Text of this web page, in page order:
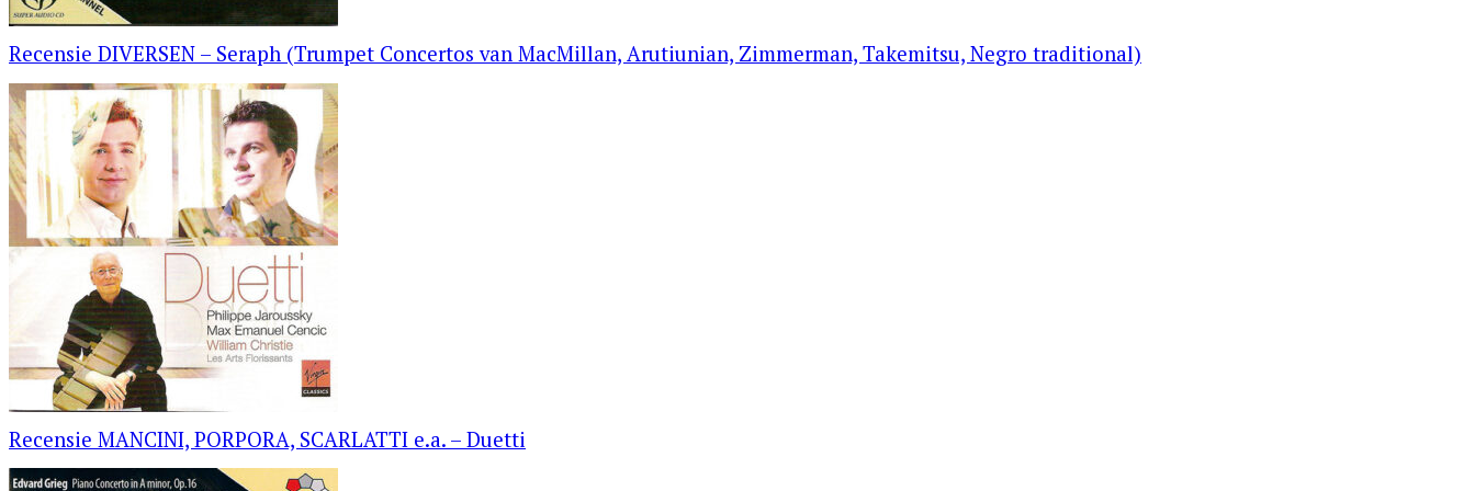
Recensie DIVERSEN – Seraph (Trumpet Concertos van MacMillan, Arutiunian, Zimmerman, Takemitsu, Negro traditional)
Recensie MANCINI, PORPORA, SCARLATTI e.a. – Duetti